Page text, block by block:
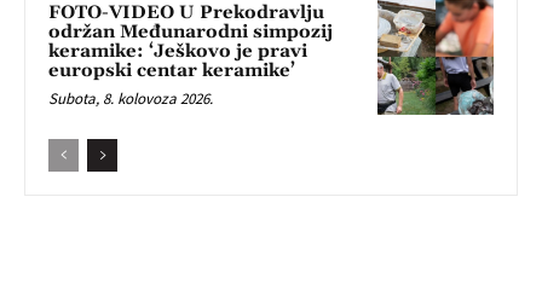
FOTO-VIDEO U Prekodravlju
održan Međunarodni simpozij
keramike: ‘Ješkovo je pravi
europski centar keramike’
Subota, 8. kolovoza 2026.